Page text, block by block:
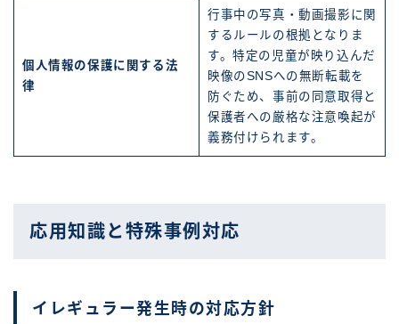
個人情報の保護に関する法
律
行事中の写真・動画撮影に関
するルールの根拠となりま
す。特定の児童が映り込んだ
映像のSNSへの無断転載を
防ぐため、事前の同意取得と
保護者への厳格な注意喚起が
義務付けられます。
応用知識と特殊事例対応
イレギュラー発生時の対応方針